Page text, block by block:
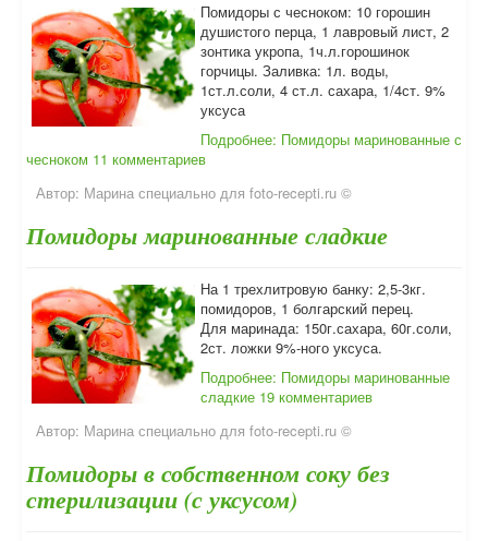
Помидоры с чесноком: 10 горошин
душистого перца, 1 лавровый лист, 2
зонтика укропа, 1ч.л.горошинок
горчицы. Заливка: 1л. воды,
1ст.л.соли, 4 ст.л. сахара, 1/4ст. 9%
уксуса
Подробнее: Помидоры маринованные с
чесноком 11 комментариев
Автор: Марина специально для foto-recepti.ru ©
Помидоры маринованные сладкие
На 1 трехлитровую банку: 2,5-3кг.
помидоров, 1 болгарский перец.
Для маринада: 150г.сахара, 60г.соли,
2ст. ложки 9%-ного уксуса.
Подробнее: Помидоры маринованные
сладкие 19 комментариев
Автор: Марина специально для foto-recepti.ru ©
Помидоры в собственном соку без
стерилизации (с уксусом)